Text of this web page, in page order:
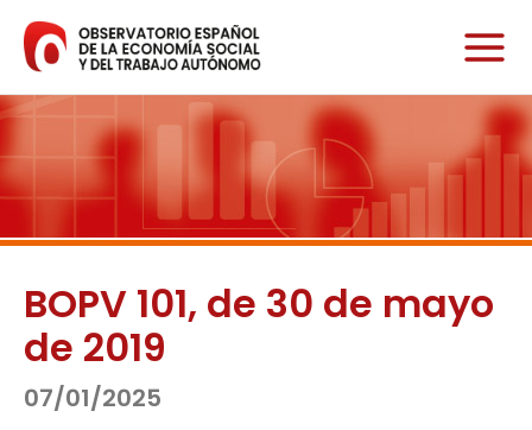
contenido
BOPV 101, de 30 de mayo
de 2019
07/01/2025